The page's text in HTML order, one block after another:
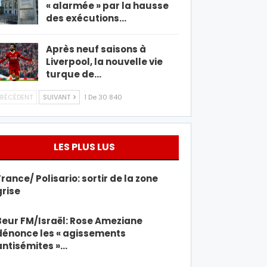
« alarmée » par la hausse
des exécutions…
Après neuf saisons à
Liverpool, la nouvelle vie
turque de…
SUIVANT 1 De 30 840
LES PLUS LUS
Polisario: sortir de la zone
FM/Israël: Rose Ameziane
les « agissements
»…